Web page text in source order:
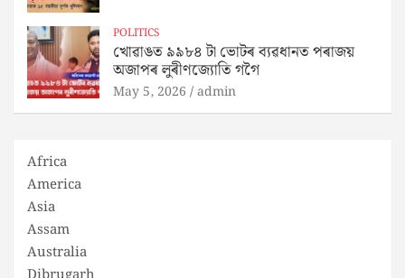
POLITICS
খোৱাঙত ৯৯৮৪ টা ভোটৰ ব্যৱধানত পৰাজয়
অজাপৰ লুৰীণজ্যোতি গগৈ
May 5, 2026 admin
Africa
America
Asia
Assam
Australia